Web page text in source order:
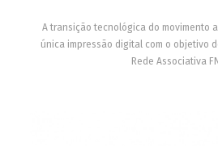
A transição tecnológica do movimento
única impressão digital com o objetivo
Rede Associativa